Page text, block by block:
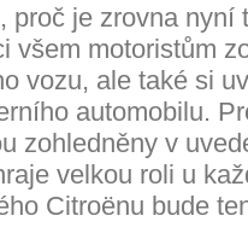
proč je zrovna
všem motoristům
vozu, ale také si
automobilu.
zohledněny v
velkou roli u
Citroënu bude